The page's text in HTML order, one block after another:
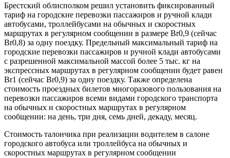
Брестский облисполком решил установить фиксированный
тариф на городские перевозки пассажиров и ручной клади
автобусами, троллейбусами на обычных и скоростных
маршрутах в регулярном сообщении в размере Br0,9 (сейчас
Br0,8) за одну поездку. Предельный максимальный тариф на
городские перевозки пассажиров и ручной клади автобусами
с разрешенной максимальной массой более 5 тыс. кг на
экспрессных маршрутах в регулярном сообщении будет равен
Br1 (сейчас Br0,9) за одну поездку. Также определена
стоимость проездных билетов многоразового пользования на
перевозки пассажиров всеми видами городского транспорта
на обычных и скоростных маршрутах в регулярном
сообщении: на день, три дня, семь дней, декаду, месяц.
Стоимость талончика при реализации водителем в салоне
городского автобуса или троллейбуса на обычных и
скоростных маршрутах в регулярном сообщении